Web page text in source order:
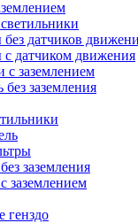
датчиков
датчиком движения
с заземлением
без заземления
заземления
заземлением
генздо